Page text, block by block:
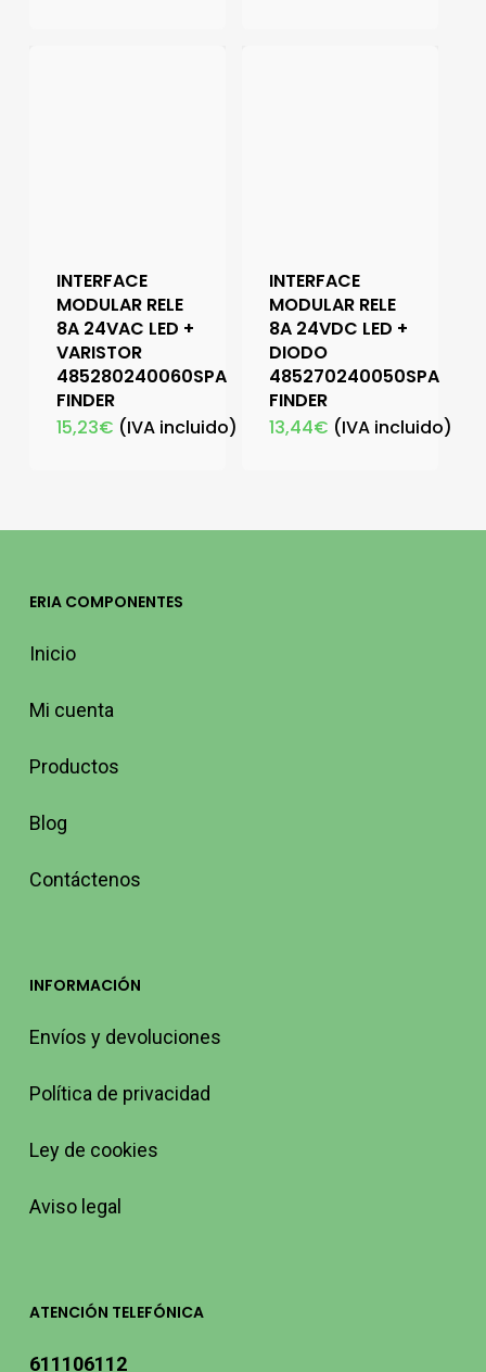
INTERFACE
MODULAR RELE
8A 24VAC LED +
VARISTOR
485280240060SPA
FINDER
15,23€ (IVA incluido)
INTERFACE
MODULAR RELE
8A 24VDC LED +
DIODO
485270240050SPA
FINDER
13,44€ (IVA incluido)
ERIA COMPONENTES
Inicio
Mi cuenta
Productos
Blog
Contáctenos
INFORMACIÓN
Envíos y devoluciones
Política de privacidad
Ley de cookies
Aviso legal
ATENCIÓN TELEFÓNICA
611106112